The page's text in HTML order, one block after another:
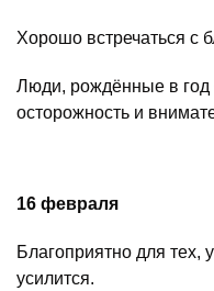
Хорошо встречаться с
Люди, рождённые в год
осторожность и
16 февраля
Благоприятно для тех,
усилится.